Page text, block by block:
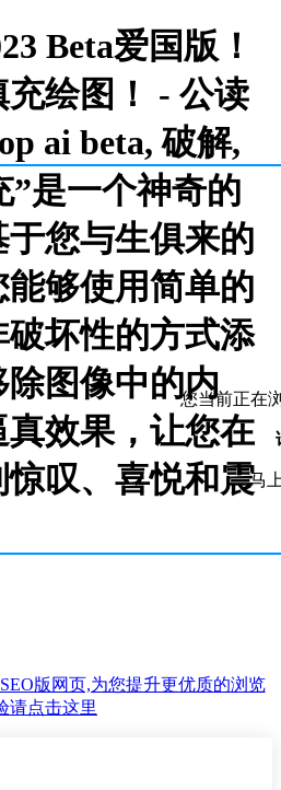
Beta爱国版！
绘图！ - 公读
ai beta, 破解,
”是一个神奇的
您与生俱来的
够使用简单的
坏性的方式添
图像中的内
效果，让您在
叹、喜悦和震
您当前正在
马
版网页,为您提升更优质的浏览
请点击这里